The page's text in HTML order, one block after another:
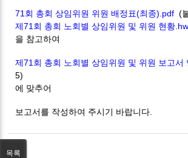
71회 총회 상임위원 위원 배정표(최종).pdf (
제71회 총회 노회별 상임위원 및 위원 현황
을 참고하여
제71회 총회 노회별 상임위원 및 위원 보고서
5)
에 맞추어
보고서를 작성하여 주시기 바랍니다.
목록
Sketchbook5, 스케치